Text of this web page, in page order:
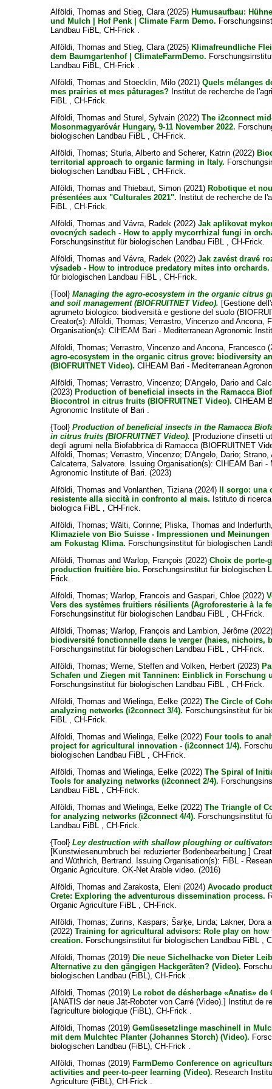
Alföldi, Thomas andStieg, Clara(2025) Humusaufbau:
und Mulch | Hof Penk | Climate Farm Demo.
Landbau FiBL, CH-Frick .
Alföldi, Thomas andStieg, Clara(2025) Klimafreundliche
dem Baumgartenhof | ClimateFarmDemo.
Landbau FiBL, CH-Frick .
Alföldi, Thomas andStoecklin, Milo (2021)Quels mélanges
mes prairies et mes pâturages? Institut de recherche de
FiBL , CH-Frick.
Alföldi, Thomas andSturel, Sylvain (2022)The i2connect
Mosonmagyaróvár Hungary, 9-11 November 2022.
biologischen Landbau FiBL , CH-Frick.
Alföldi, Thomas;Sturla, Alberto andScherer, Katrin (2022)
territorial approach to organic farming in Italy.
biologischen Landbau FiBL , CH-Frick.
Alföldi, Thomas andThiebaut, Simon (2021) Robotique et
présentées aux "Culturales 2021". Institut de recherche de
FiBL , CH-Frick.
Alföldi, Thomas andVávra, Radek (2022)Jak aplikovat
ovocných sadech - How to apply mycorrhizal fungi in
Forschungsinstitut für biologischen Landbau FiBL , CH-Frick.
Alföldi, Thomas andVávra, Radek (2022)Jak zavést dravé
výsadeb - How to introduce predatory mites into orchards.
für biologischen Landbau FiBL , CH-Frick.
{Tool}Managing the agro-ecosystem in the organic citrus
and soil management (BIOFRUITNET Video). [Gestione
agrumeto biologico: biodiversità e gestione del suolo
Creator(s):Alföldi, Thomas;Verrastro, Vincenzo andAncona,
Organisation(s): CIHEAM Bari - Mediterranean Agronomic
Alföldi, Thomas;Verrastro, Vincenzo andAncona, Francesco
agro-ecosystem in the organic citrus grove: biodiversity
(BIOFRUITNET Video). CIHEAM Bari - Mediterranean
Alföldi, Thomas;Verrastro, Vincenzo; D'Angelo, Dario and
(2023) Production of beneficial insects in the Ramacca
Biocontrol in citrus fruits (BIOFRUITNET Video). CIHEAM
Agronomic Institute of Bari .
{Tool}Production of beneficial insects in the Ramacca
in citrus fruits (BIOFRUITNET Video). [Produzione d'insetti
degli agrumi nella Biofabbrica di Ramacca (BIOFRUITNET
Alföldi, Thomas;Verrastro, Vincenzo; D'Angelo, Dario;Strano,
Calcaterra, Salvatore. Issuing Organisation(s): CIHEAM Bari -
Agronomic Institute of Bari. (2023)
Alföldi, Thomas andVonlanthen, Tiziana(2024)
Il sorgo:
resistente alla siccità in confronto al mais. Istituto di
biologica FiBL , CH-Frick.
Alföldi, Thomas;Wälti, Corinne; Pliska, Thomas and
Klimaziele von Bio Suisse - Impressionen und Meinungen
am Fokustag Klima. Forschungsinstitut für biologischen
Alföldi, Thomas andWarlop, François (2022)Choix de porte-
production fruitière bio. Forschungsinstitut für biologischen
Frick.
Alföldi, Thomas;Warlop, Francois andGaspari, Chloe (2022)
Vers des systèmes fruitiers résilients (Agroforesterie à la
Forschungsinstitut für biologischen Landbau FiBL , CH-Frick.
Alföldi, Thomas;Warlop, François and Lambion, Jérôme
biodiversité fonctionnelle dans le verger (haies, nichoirs,
Forschungsinstitut für biologischen Landbau FiBL , CH-Frick.
Alföldi, Thomas;Werne, Steffen andVolken, Herbert (2023)
Schafen und Ziegen mit Tanninen: Einblick in Forschung
Forschungsinstitut für biologischen Landbau FiBL , CH-Frick.
Alföldi, Thomas andWielinga, Eelke (2022)The Circle of
analyzing networks (i2connect 3/4). Forschungsinstitut für
FiBL , CH-Frick.
Alföldi, Thomas andWielinga, Eelke (2022) Four tools to
project for agricultural innovation - (i2connect 1/4).
biologischen Landbau FiBL , CH-Frick.
Alföldi, Thomas andWielinga, Eelke (2022)The Spiral of
Tools for analyzing networks (i2connect 2/4).
Landbau FiBL , CH-Frick.
Alföldi, Thomas andWielinga, Eelke (2022)The Triangle of
for analyzing networks (i2connect 4/4). Forschungsinstitut
Landbau FiBL , CH-Frick.
{Tool}Ley destruction with shallow ploughing or
[Kunstwiesenumbruch bei reduzierter Bodenbearbeitung.]
andWüthrich, Bertrand. Issuing Organisation(s): FiBL -
Organic Agriculture. OK-Net Arable video. (2016)
Alföldi, Thomas andZarakosta, Eleni (2024)Avocado
Crete: Exploring the adventurous dissemination process.
Organic Agriculture FiBL , CH-Frick.
Alföldi, Thomas;Zurins, Kaspars;Šarķe, Linda; Lakner, Dora
(2022)Training for agricultural advisors: Role play on
creation. Forschungsinstitut für biologischen Landbau FiBL ,
Alföldi, Thomas (2019) Die neue Sichelhacke von Dieter
Alternative zu den gängigen Hackgeräten? (Video).
biologischen Landbau (FiBL), CH-Frick .
Alföldi, Thomas (2019) Le robot de désherbage «Anatis» de
[ANATIS der neue Jät-Roboter von Carré (Video).] Institut de
l'agriculture biologique (FiBL), CH-Frick .
Alföldi, Thomas (2019)Gemüsesetzlinge maschinell in
mit dem Mulchtec Planter (Johannes Storch) (Video).
biologischen Landbau (FiBL), CH-Frick .
Alföldi, Thomas (2019) FarmDemo Conference on
activities and peer-to-peer learning (Video). Research
Agriculture (FiBL), CH-Frick .